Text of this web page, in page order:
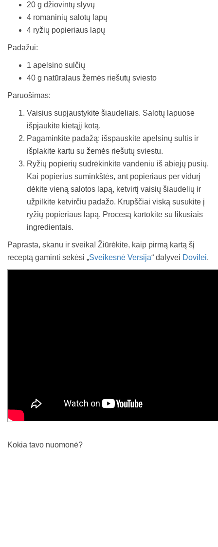
20 g džiovintų slyvų
4 romaninių salotų lapų
4 ryžių popieriaus lapų
Padažui:
1 apelsino sulčių
40 g natūralaus žemės riešutų sviesto
Paruošimas:
Vaisius supjaustykite šiaudeliais. Salotų lapuose
išpjaukite kietąjį kotą.
Pagaminkite padažą: išspauskite apelsinų sultis ir
išplakite kartu su žemės riešutų sviestu.
Ryžių popierių sudrėkinkite vandeniu iš abiejų pusių.
Kai popierius suminkštės, ant popieriaus per vidurį
dėkite vieną salotos lapą, ketvirtį vaisių šiaudelių ir
užpilkite ketvirčiu padažo. Krupščiai viską susukite į
ryžių popieriaus lapą. Procesą kartokite su likusiais
ingredientais.
Paprasta, skanu ir sveika! Žiūrėkite, kaip pirmą kartą šį
receptą gaminti sekėsi „Sveikesnė Versija“ dalyvei Dovilei.
Kokia tavo nuomonė?